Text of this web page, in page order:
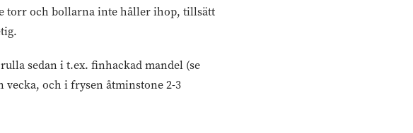
torr och bollarna inte håller ihop, tillsätt
sedan i t.ex. finhackad mandel (se
och i frysen åtminstone 2-3